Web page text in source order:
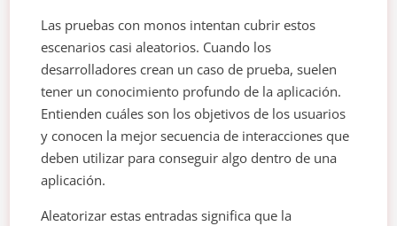
Las pruebas con monos intentan cubrir estos
escenarios casi aleatorios. Cuando los
desarrolladores crean un caso de prueba, suelen
tener un conocimiento profundo de la aplicación.
Entienden cuáles son los objetivos de los usuarios
y conocen la mejor secuencia de interacciones que
deben utilizar para conseguir algo dentro de una
aplicación.
Aleatorizar estas entradas significa que la